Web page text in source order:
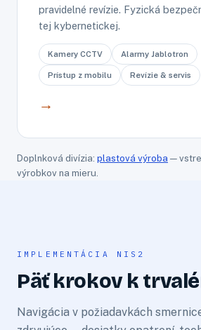
pravidelné revízie. Fyzická
tej kybernetickej.
Kamery CCTV Alarmy Jablotron
Prístup z mobilu Revízie & servis
→
Doplnková divízia: plastová výroba —
výrobkov na mieru.
IMPLEMENTÁCIA NIS2
Päť krokov k
Navigácia v požiadavkách